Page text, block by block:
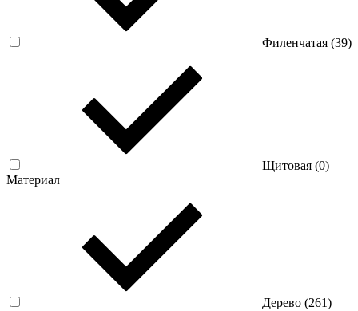
Филенчатая (39)
Щитовая (0)
Материал
Дерево (261)